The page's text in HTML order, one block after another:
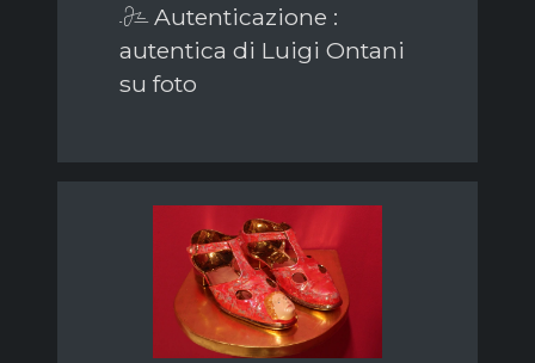
Autenticazione :
autentica di Luigi Ontani
su foto